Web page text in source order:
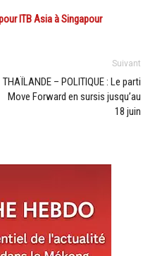
ITB Asia à Singapour
Suivant
THAÏLANDE – POLITIQUE : Le parti
Move Forward en sursis jusqu’au
18 juin